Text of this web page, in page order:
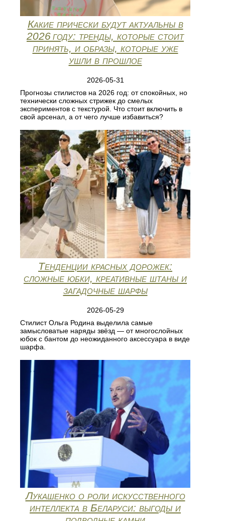
Какие прически будут актуальны в
2026 году: тренды, которые стоит
принять, и образы, которые уже
ушли в прошлое
2026-05-31
Прогнозы стилистов на 2026 год: от спокойных, но
технически сложных стрижек до смелых
экспериментов с текстурой. Что стоит включить в
свой арсенал, а от чего лучше избавиться?
Тенденции красных дорожек:
сложные юбки, креативные штаны и
загадочные шарфы
2026-05-29
Стилист Ольга Родина выделила самые
замысловатые наряды звёзд — от многослойных
юбок с бантом до неожиданного аксессуара в виде
шарфа.
Лукашенко о роли искусственного
интеллекта в Беларуси: выгоды и